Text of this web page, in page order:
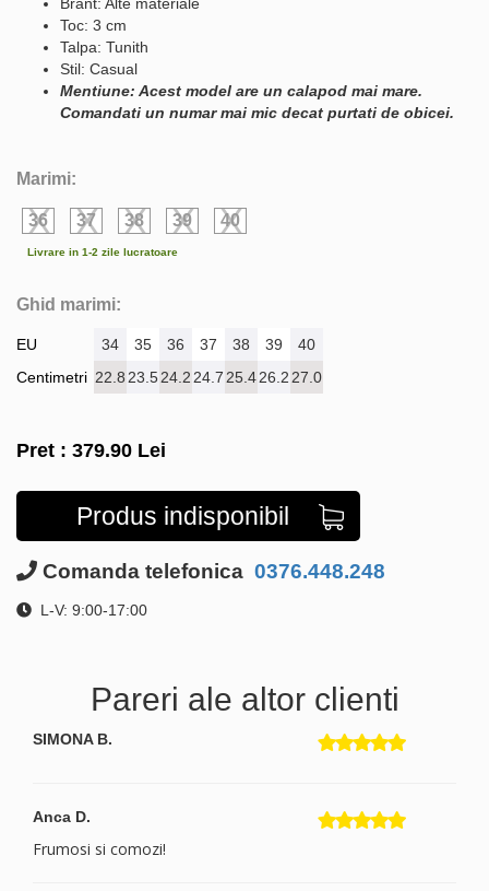
Toc: 3 cm
Talpa: Tunith
Stil: Casual
Mentiune: Acest model are un calapod mai mare.
Comandati un numar mai mic decat purtati de obicei.
Marimi:
36 37 38 39 40
Livrare in 1-2 zile lucratoare
Ghid marimi:
EU
Centimetri
34 35 36 37 38 39
40
22.8 23.524.2 24.7 25.426.2 27.0
Pret : 379.90 Lei
Produs indisponibil
Comanda telefonica 0376.448.248
L-V: 9:00-17:00
Pareri ale altor clienti
SIMONA B.
Anca D.
Frumosi si comozi!